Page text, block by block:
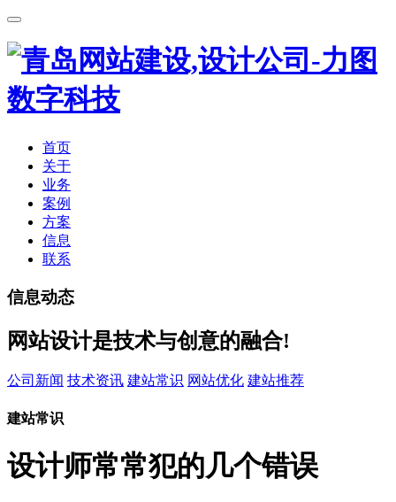
首页
关于
业务
案例
方案
信息
联系
信息动态
网站设计是技术与创意的融合!
公司新闻 技术资讯 建站常识 网站优化 建站推荐
建站常识
设计师常常犯的几个错误